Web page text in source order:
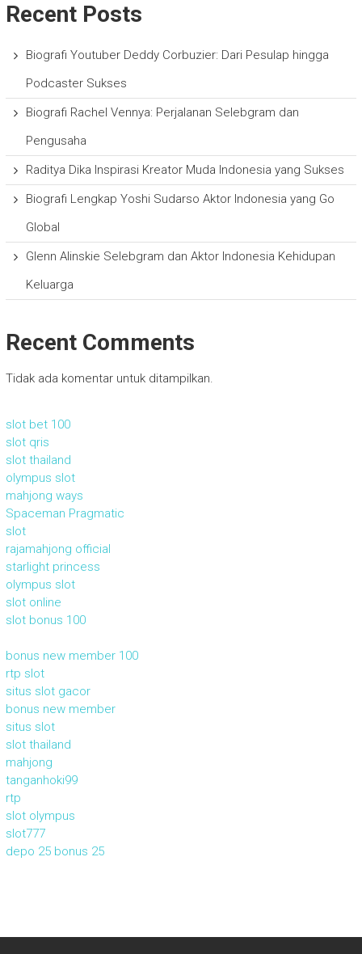
Recent Posts
Biografi Youtuber Deddy Corbuzier: Dari Pesulap hingga
Podcaster Sukses
Biografi Rachel Vennya: Perjalanan Selebgram dan
Pengusaha
Raditya Dika Inspirasi Kreator Muda Indonesia yang Sukses
Biografi Lengkap Yoshi Sudarso Aktor Indonesia yang Go
Global
Glenn Alinskie Selebgram dan Aktor Indonesia Kehidupan
Keluarga
Recent Comments
Tidak ada komentar untuk ditampilkan.
slot bet 100
slot qris
slot thailand
olympus slot
mahjong ways
Spaceman Pragmatic
slot
rajamahjong official
starlight princess
olympus slot
slot online
slot bonus 100
bonus new member 100
rtp slot
situs slot gacor
bonus new member
situs slot
slot thailand
mahjong
tanganhoki99
rtp
slot olympus
slot777
depo 25 bonus 25